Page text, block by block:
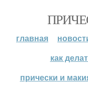
главная
как
прически и